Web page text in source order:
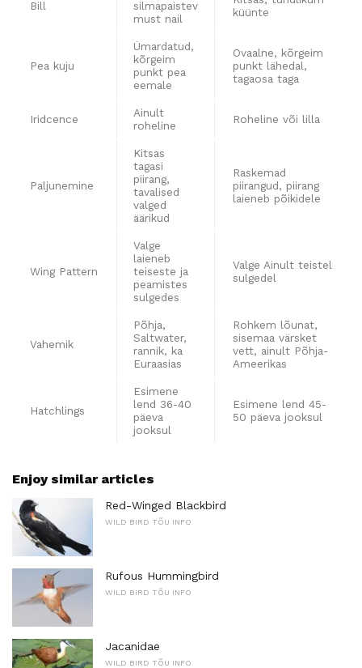
Bill
silmapaistev
must nail
küünte
Pea kuju
Ümardatud,
kõrgeim
punkt pea
eemale
Ovaalne, kõrgeim
punkt lähedal,
tagaosa taga
Iridcence
Ainult
roheline
Roheline või lilla
Paljunemine
Kitsas
tagasi
piirang,
tavalised
valged
äärikud
Raskemad
piirangud, piirang
laieneb põikidele
Wing Pattern
Valge
laieneb
teiseste ja
peamistes
sulgedes
Valge Ainult teistel
sulgedel
Vahemik
Põhja,
Saltwater,
rannik, ka
Euraasias
Rohkem lõunat,
sisemaa värsket
vett, ainult Põhja-
Ameerikas
Hatchlings
Esimene
lend 36-40
päeva
jooksul
Esimene lend 45-
50 päeva jooksul
Enjoy similar articles
Red-Winged Blackbird
WILD BIRD TÕU INFO
Rufous Hummingbird
WILD BIRD TÕU INFO
Jacanidae
WILD BIRD TÕU INFO